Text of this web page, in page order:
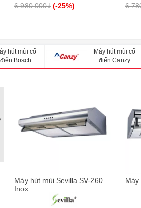
6.980.000₫ (-25%)
hút mùi cổ
điển Bosch
Máy hút mùi cổ
điển Canzy
Máy hút mùi Sevilla SV-260
Inox
Máy